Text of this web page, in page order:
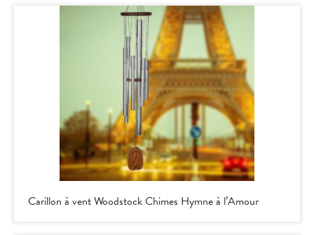
Carillon à vent Woodstock Chimes Hymne à l’Amour